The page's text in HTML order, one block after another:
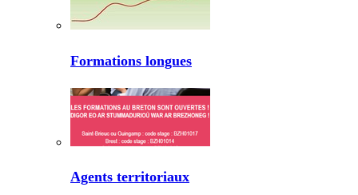
Formations longues
Agents territoriaux